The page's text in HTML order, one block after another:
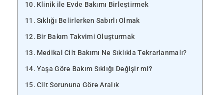
Klinik ile Evde Bakımı Birleştirmek
Sıklığı Belirlerken Sabırlı Olmak
Bir Bakım Takvimi Oluşturmak
Medikal Cilt Bakımı Ne Sıklıkla Tekrarlanmalı?
Yaşa Göre Bakım Sıklığı Değişir mi?
Cilt Sorununa Göre Aralık